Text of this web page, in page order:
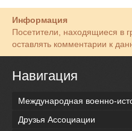
Информация
Посетители, находящиеся в
оставлять комментарии к
Навигация
Международная военно-
Друзья Ассоциации